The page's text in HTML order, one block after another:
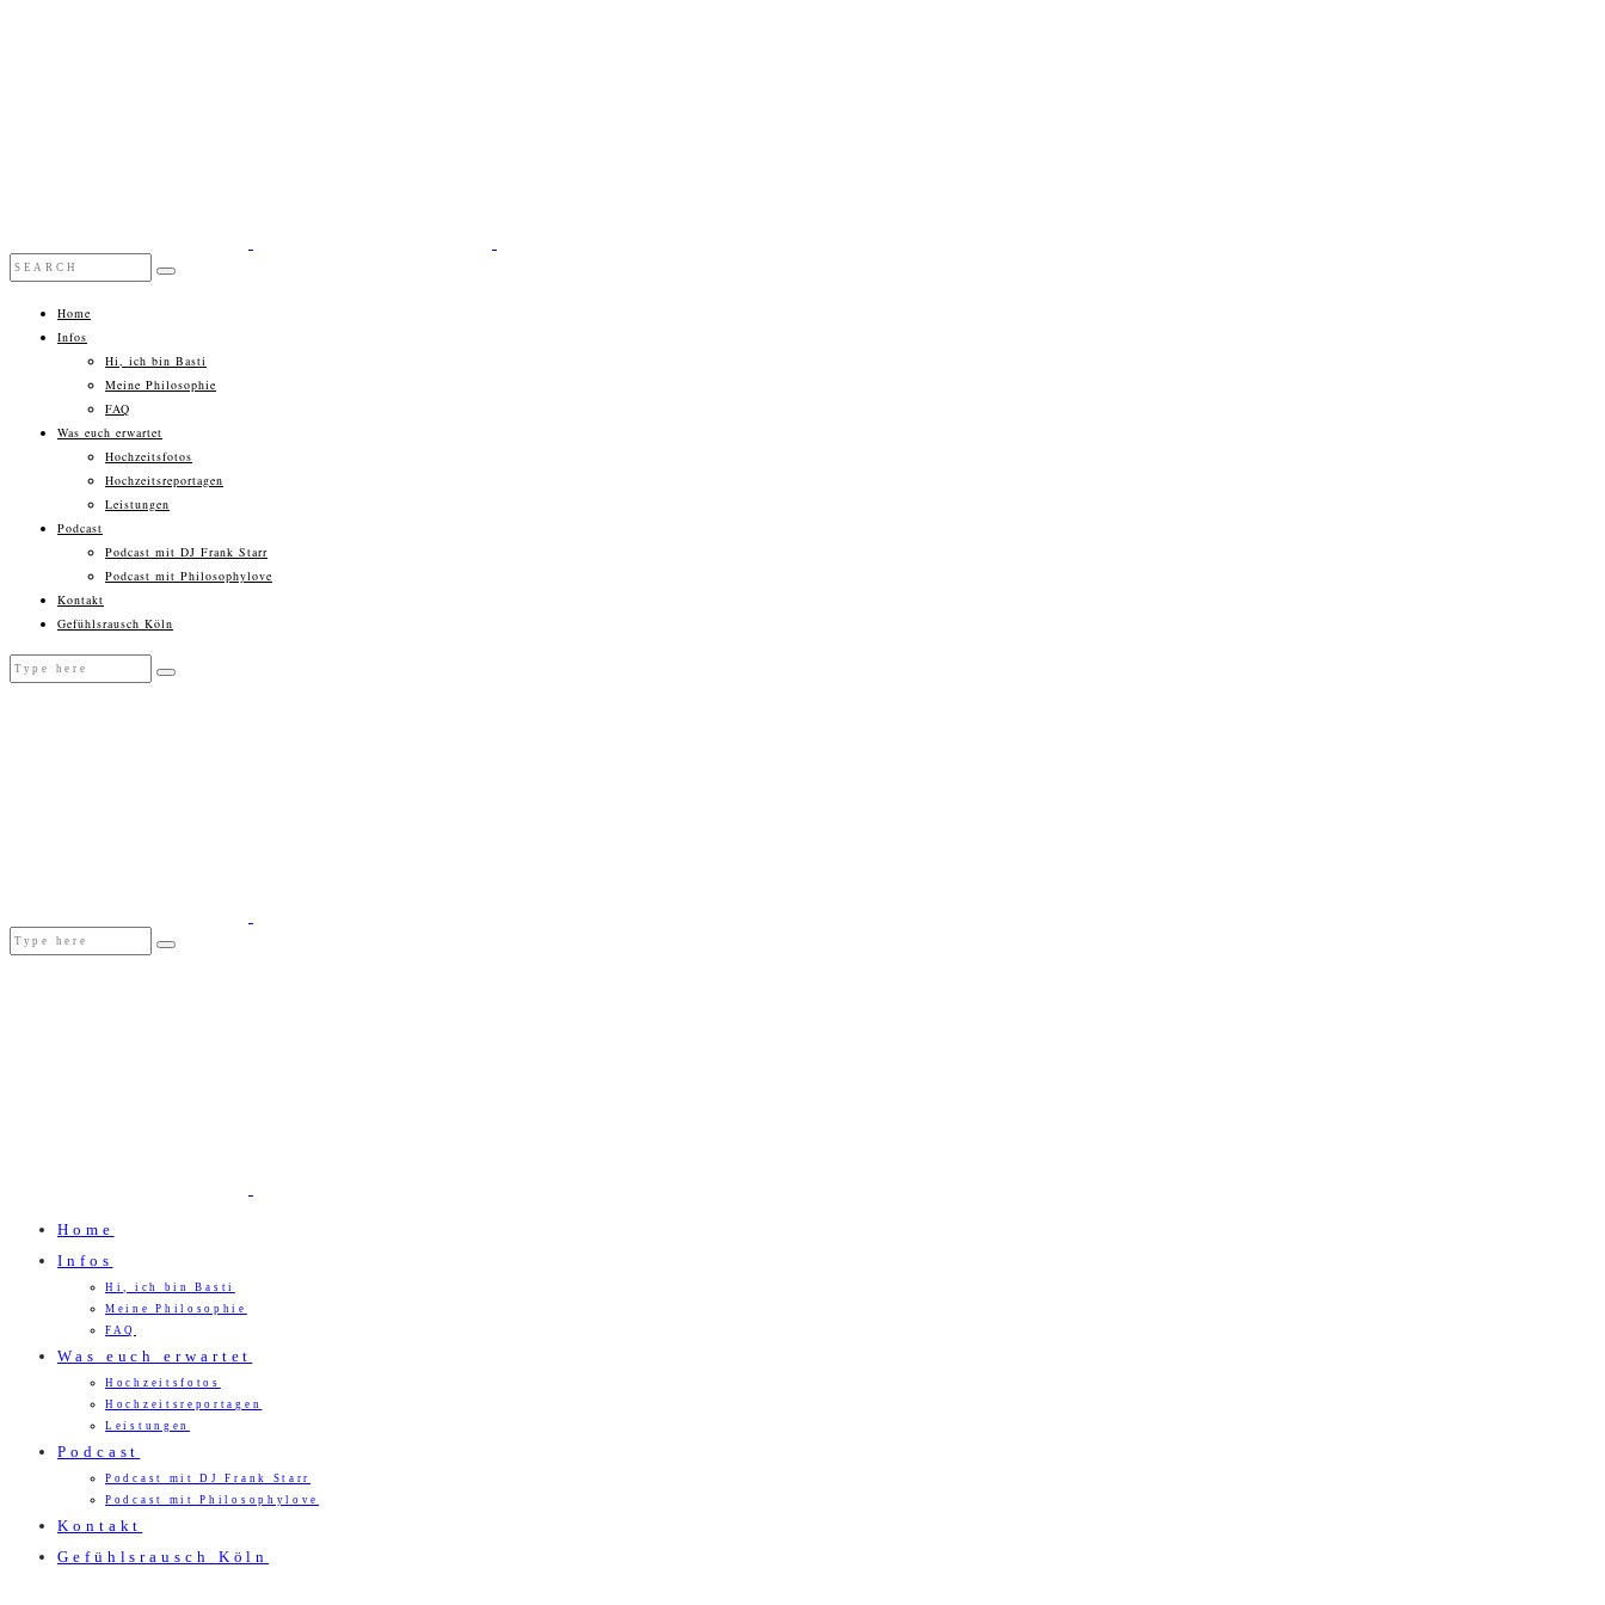
Home
Infos
Hi, ich bin Basti
Meine Philosophie
FAQ
Was euch erwartet
Hochzeitsfotos
Hochzeitsreportagen
Leistungen
Podcast
Podcast mit DJ Frank Starr
Podcast mit Philosophylove
Kontakt
Gefühlsrausch Köln
Home
Infos
Hi, ich bin Basti
Meine Philosophie
FAQ
Was euch erwartet
Hochzeitsfotos
Hochzeitsreportagen
Leistungen
Podcast
Podcast mit DJ Frank Starr
Podcast mit Philosophylove
Kontakt
Gefühlsrausch Köln